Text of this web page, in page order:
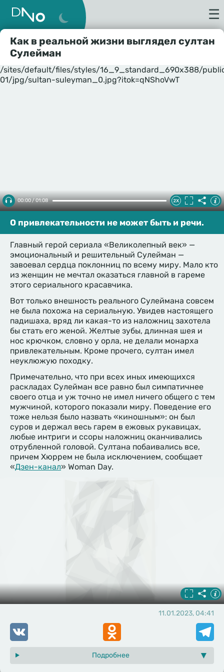
☰
Как в реальной жизни выглядел султан
Сулейман
/sites/default/files/styles/16_9_standard_690x388/
01/jpg/sultan-suleyman_0.jpg?itok=qNShoVwT
00:00 / 01:08
О привлекательности не может быть и речи.
Главный герой сериала «Великолепный век» —
эмоциональный и решительный Сулейман —
завоевал сердца поклонниц по всему миру. Мало кто
из женщин не мечтал оказаться главной в гареме
этого сериального красавчика.
Вот только внешность реального Сулеймана совсем
не была похожа на сериальную. Увидев настоящего
падишаха, вряд ли какая-то из наложниц захотела
бы стать его женой. Желтые зубы, длинная шея и
нос крючком, словно у орла, не делали монарха
привлекательным. Кроме прочего, султан имел
неуклюжую походку.
Примечательно, что при всех иных имеющихся
раскладах Сулейман все равно был симпатичнее
своего отца и уж точно не имел ничего общего с тем
мужчиной, которого показали миру. Поведение его
тоже нельзя было назвать «киношным»: он был
суров и держал весь гарем в ежовых рукавицах,
любые интриги и ссоры наложниц оканчивались
отрубленной головой. Султана побаивались все,
причем Хюррем не была исключением, сообщает
«Дзен-канал» Woman Day.
11.01.2023, 04:41
VK Odnoklassniki
Подробнее